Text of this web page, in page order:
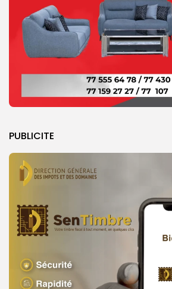
PUBLICITE